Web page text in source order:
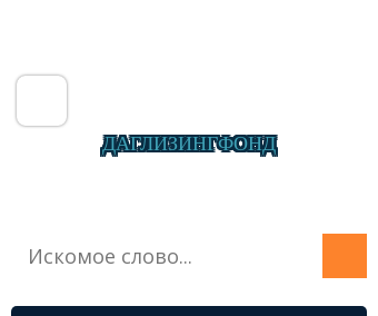
ДАГЛИЗИНГФОНД
О фонде